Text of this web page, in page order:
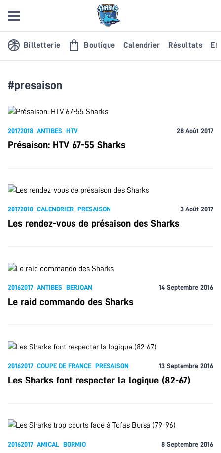
Billetterie Boutique Calendrier Résultats
#presaison
20172018 ANTIBES HTV 28 Août 2017
Présaison: HTV 67-55 Sharks
20172018 CALENDRIER PRESAISON 3 Août 2017
Les rendez-vous de présaison des Sharks
20162017 ANTIBES BERJOAN 14 Septembre 2016
Le raid commando des Sharks
20162017 COUPE DE FRANCE PRESAISON 13 Septembre 2016
Les Sharks font respecter la logique (82-67)
20162017 AMICAL BORMIO 8 Septembre 2016